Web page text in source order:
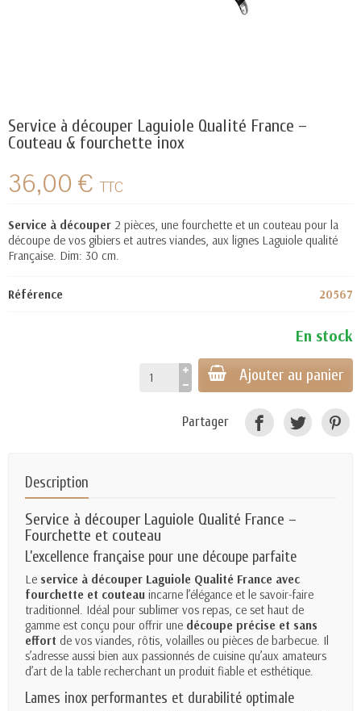
Service à découper Laguiole Qualité France –
Couteau & fourchette inox
36,00 € TTC
Service à découper 2 pièces, une fourchette et un couteau pour la
découpe de vos gibiers et autres viandes, aux lignes Laguiole qualité
Française. Dim: 30 cm.
Référence 20567
En stock
Ajouter au panier
Partager
Description
Service à découper Laguiole Qualité France –
Fourchette et couteau
L’excellence française pour une découpe parfaite
Le service à découper Laguiole Qualité France avec
fourchette et couteau incarne l’élégance et le savoir-faire
traditionnel. Idéal pour sublimer vos repas, ce set haut de
gamme est conçu pour offrir une découpe précise et sans
effort de vos viandes, rôtis, volailles ou pièces de barbecue. Il
s’adresse aussi bien aux passionnés de cuisine qu’aux amateurs
d’art de la table recherchant un produit fiable et esthétique.
Lames inox performantes et durabilité optimale